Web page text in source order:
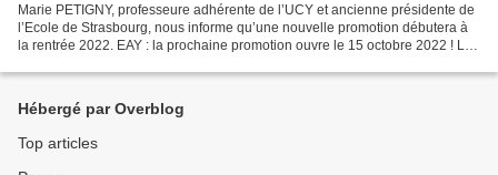
Marie PETIGNY, professeure adhérente de l’UCY et ancienne présidente de
l’Ecole de Strasbourg, nous informe qu’une nouvelle promotion débutera à
la rentrée 2022. EAY : la prochaine promotion ouvre le 15 octobre 2022 ! Les
Hébergé par Overblog
Top articles